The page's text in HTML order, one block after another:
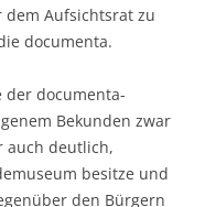
dem Aufsichtsrat zu
documenta.
documenta-
Bekunden zwar
auch deutlich,
besitze und
den Bürgern